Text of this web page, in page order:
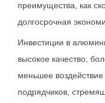
преимущества, как
долгосрочная
Инвестиции в
высокое качество,
меньшее
подрядчиков,